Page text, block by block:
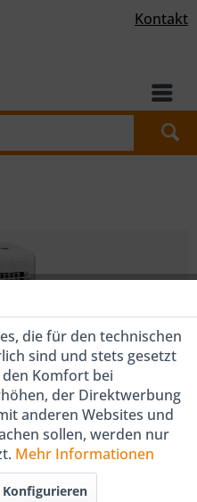
Kontakt
INUK
die für den technischen
sind und stets gesetzt
Komfort bei
der Direktwerbung
anderen Websites und
sollen, werden nur
Mehr Informationen
Konfigurieren